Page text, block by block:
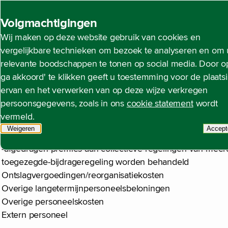
Volgmachtigingen
Wij maken op deze website gebruik van cookies en
vergelijkbare technieken om bezoek te analyseren en om
relevante boodschappen te tonen op social media. Door
ga akkoord' te klikken geeft u toestemming voor de
ervan en het verwerken van op deze wijze verkregen
persoonsgegevens, zoals in ons cookie statementwordt
vermeld.
Weigeren
Open content navigation
Jaarrekening Toelichting op de geconsolideerde
Noot 24
€ miljoen
Salarissen
Sociale lasten
Pensioenlasten:
-afgedragen premies aan collectieve regelingen van
toegezegde-bijdrageregeling worden behandeld
Ontslagvergoedingen/reorganisatiekosten
Overige langetermijnpersoneelsbeloningen
Overige personeelskosten
Extern personeel